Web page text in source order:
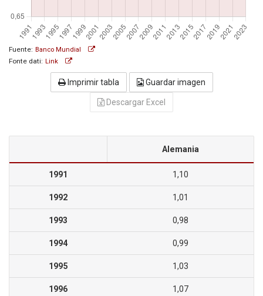
Fuente: Banco Mundial
Fonte dati: Link
Imprimir tabla Guardar imagen
Descargar Excel
Alemania
1991 1,10
1992 1,01
1993 0,98
1994 0,99
1995 1,03
1996 1,07